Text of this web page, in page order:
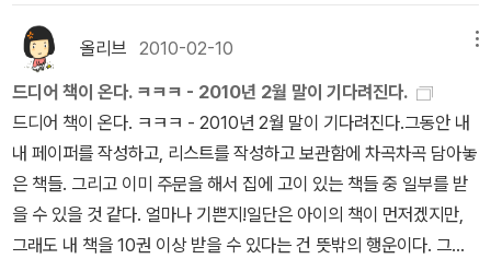
러게 언니와 이런 이야기도 나눈다. '미안해요. 우리 엄마 말대로 나
는 예의가 부족한가 봐요.' '아니야, 너는 예의가 넉넉한데 뭘. 솔직하
게 말하고 내 예기도 잘 들어주고 있잖아. 앞으로는 예의가 더 많아질
게 분명해. 린드그렌 책은 사람에 대한 진정한 예의가 뭔지 가르쳐 주
니까.' 나는 그게 무슨 말인지 이해가 되지 않았다. '사람에 대한 진정
한 예의가 뭐예요?' '그건 말이지...... 가슴으로 린드그렌 선생님 책을
읽다 보면 저절로 알게 되는 거야. (79쪽) 그리고 2002년 1월 28
분이 확실히 많아서, 이 책의 경우 한 쪽의 반 정도가 대화로 이루어져
있는 것 같다.사랑하는 것과 좋아한다는 것의 차이가 뭐냐는 아이의
물음에 엄마는 좋아한다는 것은 감정이지만 사랑한다는 것은 거기에
'책임'이라는 것이 보태지는 것이라고 대답해준다. 메모해둔다.<나는
야 미생물 요리사> 벼릿줄 글 이량덕 그림과학과 친해지는 책 시리즈
이다. 미생물이라고 하면 아이들은 무엇을 떠올릴까. 아이들이 '미생
물'이라고 물어보면 우선 무엇을 예로 들어야 아이들에게 금방 와닿
을까. 눈에 안보일 정도로 작아서 현미경으로 봐야만 보이는 생물을
에까지 진열된 자기 책을 보는 기분은 오죽할까. 연애하듯 설레지 않
을까 싶다.표지가 얇은 게 유일한 흠이었다. 하지만 제작단가를 생각
해야지...각자 고른 100개의 리뷰가 실리는 건데 사진 리뷰가 많아서
530쪽이나 된다. 컬러 사진이 아니니 괜찮다고 했는데 막 미안했다
능...이런 프로그램이 있다는 걸 모르다가 작년 초에 상해 다녀온 직후
부터 도전했더니 날짜가 2월이다. 내가 고른 첫번째 리뷰.제목이 줄
을 넘어가면 사이즈를 줄였다면 좋았겠지만, 역시 그런 주문은 무리
라는 걸 안다. (알지만 아쉽다. ㅎㅎ)왼쪽은 시간 상자 리뷰, 오른 쪽
올리브 2010-02-10
드디어 책이 온다. ㅋㅋㅋ - 2010년 2월 말이 기다려진다.
드디어 책이 온다. ㅋㅋㅋ - 2010년 2월 말이 기다려진다.그동안 내
내 페이퍼를 작성하고, 리스트를 작성하고 보관함에 차곡차곡 담아놓
은 책들. 그리고 이미 주문을 해서 집에 고이 있는 책들 중 일부를 받
을 수 있을 것 같다. 얼마나 기쁜지!일단은 아이의 책이 먼저겠지만,
그래도 내 책을 10권 이상 받을 수 있다는 건 뜻밖의 행운이다. 그리